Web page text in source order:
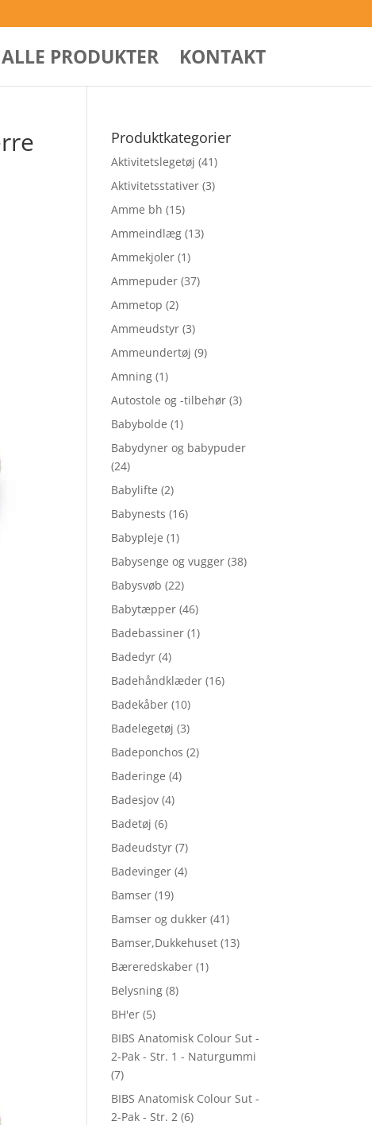
PRODUKTER KONTAKT
Produktkategorier
Aktivitetslegetøj (41)
Aktivitetsstativer (3)
Amme bh (15)
Ammeindlæg (13)
Ammekjoler (1)
Ammepuder (37)
Ammetop (2)
Ammeudstyr (3)
Ammeundertøj (9)
Amning (1)
Autostole og -tilbehør (3)
Babybolde (1)
Babydyner og babypuder
(24)
Babylifte (2)
Babynests (16)
Babypleje (1)
Babysenge og vugger (38)
Babysvøb (22)
Babytæpper (46)
Badebassiner (1)
Badedyr (4)
Badehåndklæder (16)
Badekåber (10)
Badelegetøj (3)
Badeponchos (2)
Baderinge (4)
Badesjov (4)
Badetøj (6)
Badeudstyr (7)
Badevinger (4)
Bamser (19)
Bamser og dukker (41)
Bamser,Dukkehuset (13)
Bæreredskaber (1)
Belysning (8)
BH'er (5)
BIBS Anatomisk Colour Sut -
2-Pak - Str. 1 - Naturgummi
(7)
BIBS Anatomisk Colour Sut -
2-Pak - Str. 2 (6)